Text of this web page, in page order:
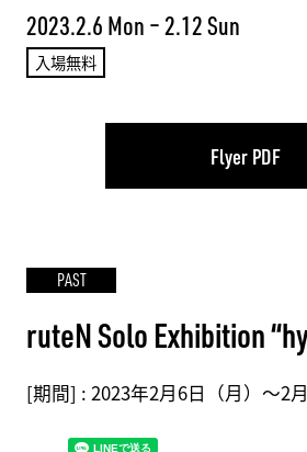
2023.2.6 Mon – 2.12 Sun
入場無料
Flyer PDF
PAST
ruteN Solo Exhibition
[期間] : 2023年2月6日（月）～2